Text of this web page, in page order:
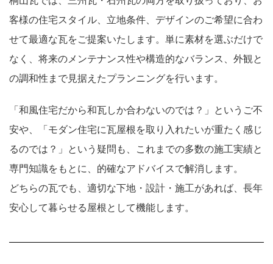
客様の住宅スタイル、立地条件、デザインのご希望に合わ
せて最適な瓦をご提案いたします。単に素材を選ぶだけで
なく、将来のメンテナンス性や構造的なバランス、外観と
の調和性まで見据えたプランニングを行います。
「和風住宅だから和瓦しか合わないのでは？」というご不
安や、「モダン住宅に瓦屋根を取り入れたいが重たく感じ
るのでは？」という疑問も、これまでの多数の施工実績と
専門知識をもとに、的確なアドバイスで解消します。
どちらの瓦でも、適切な下地・設計・施工があれば、長年
安心して暮らせる屋根として機能します。